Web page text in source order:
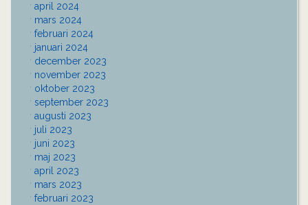
april 2024
mars 2024
februari 2024
januari 2024
december 2023
november 2023
oktober 2023
september 2023
augusti 2023
juli 2023
juni 2023
maj 2023
april 2023
mars 2023
februari 2023